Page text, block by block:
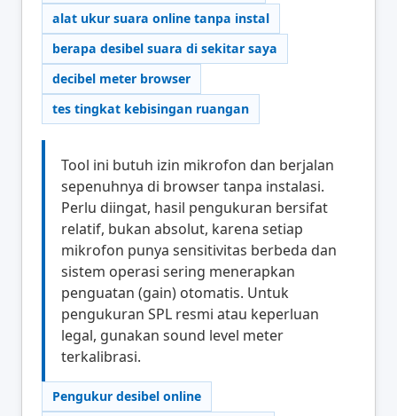
alat ukur suara online tanpa instal
berapa desibel suara di sekitar saya
decibel meter browser
tes tingkat kebisingan ruangan
Tool ini butuh izin mikrofon dan berjalan
sepenuhnya di browser tanpa instalasi.
Perlu diingat, hasil pengukuran bersifat
relatif, bukan absolut, karena setiap
mikrofon punya sensitivitas berbeda dan
sistem operasi sering menerapkan
penguatan (gain) otomatis. Untuk
pengukuran SPL resmi atau keperluan
legal, gunakan sound level meter
terkalibrasi.
Pengukur desibel online